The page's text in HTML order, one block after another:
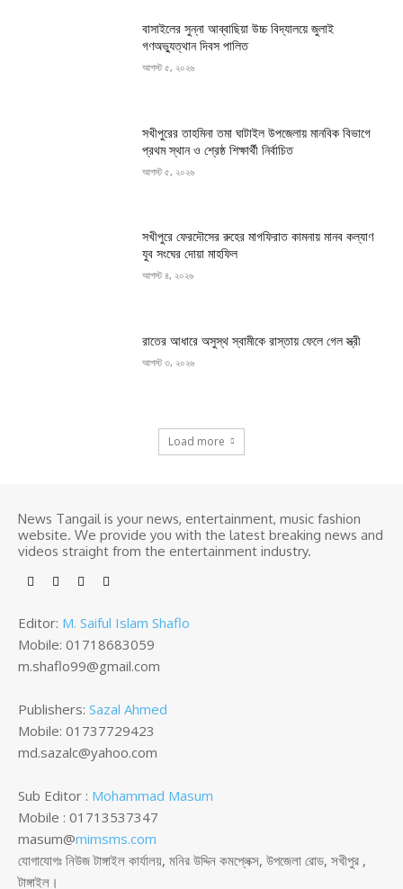
বাসাইলের সুন্না আব্বাছিয়া উচ্চ বিদ্যালয়ে জুলাই
গণঅভ্যুত্থান দিবস পালিত
আগস্ট ৫, ২০২৬
সখীপুরের তাহমিনা তমা ঘাটাইল উপজেলায় মানবিক বিভাগে
প্রথম স্থান ও শ্রেষ্ঠ শিক্ষার্থী নির্বাচিত
আগস্ট ৫, ২০২৬
সখীপুরে ফেরদৌসের রুহের মাগফিরাত কামনায় মানব কল্যাণ
যুব সংঘের দোয়া মাহফিল
আগস্ট ৪, ২০২৬
রাতের আধারে অসুস্থ স্বামীকে রাস্তায় ফেলে গেল স্ত্রী
আগস্ট ৩, ২০২৬
Load more
News Tangail is your news, entertainment, music fashion
website. We provide you with the latest breaking news and
videos straight from the entertainment industry.
Editor: M. Saiful Islam Shaflo
Mobile: 01718683059
m.shaflo99@gmail.com
Publishers: Sazal Ahmed
Mobile: 01737729423
md.sazalc@yahoo.com
Sub Editor : Mohammad Masum
Mobile : 01713537347
masum@mimsms.com
যোগাযোগঃ নিউজ টাঙ্গাইল কার্যালয়, মনির উদ্দিন কমপ্লেক্স, উপজেলা রোড, সখীপুর ,
টাঙ্গাইল।